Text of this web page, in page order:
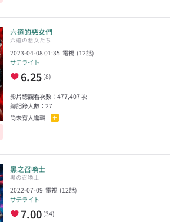
六道的惡女們
六道の悪女たち
2023-04-08 01:35 電視 (12話)
サテライト
6.25 (8)
影片總觀看次數：477,407次
總記錄人數：27
尚未有人編輯
黑之召喚士
黒の召喚士
2022-07-09 電視 (12話)
サテライト
7.00 (34)